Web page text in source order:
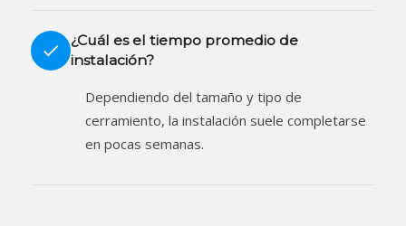
¿Cuál es el tiempo promedio de
instalación?
Dependiendo del tamaño y tipo de
cerramiento, la instalación suele completarse
en pocas semanas.